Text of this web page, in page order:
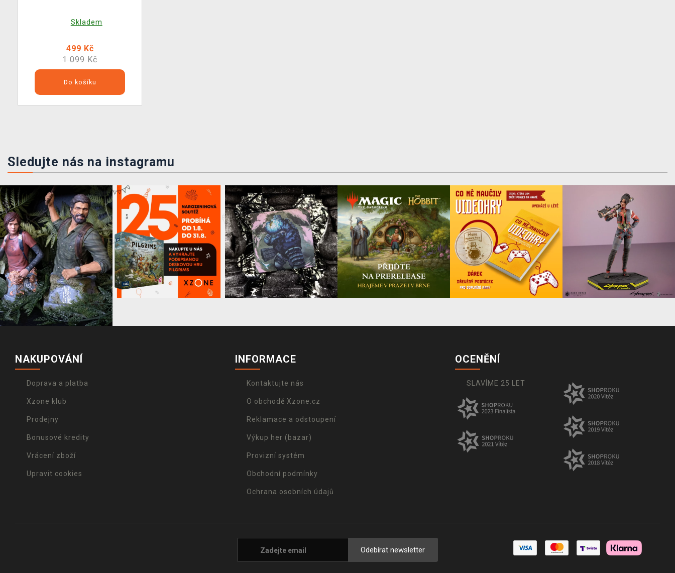
Skladem
499 Kč
1 099 Kč
Do košíku
Sledujte nás na instagramu
NAKUPOVÁNÍ
Doprava a platba
Xzone klub
Prodejny
Bonusové kredity
Vrácení zboží
Upravit cookies
INFORMACE
Kontaktujte nás
O obchodě Xzone.cz
Reklamace a odstoupení
Výkup her (bazar)
Provizní systém
Obchodní podmínky
Ochrana osobních údajů
OCENĚNÍ
SLAVÍME 25 LET
Odebírat newsletter